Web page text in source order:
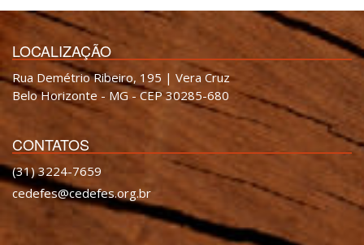
LOCALIZAÇÃO
Rua Demétrio Ribeiro, 195 | Vera Cruz
Belo Horizonte - MG - CEP 30285-680
CONTATOS
(31) 3224-7659
cedefes@cedefes.org.br